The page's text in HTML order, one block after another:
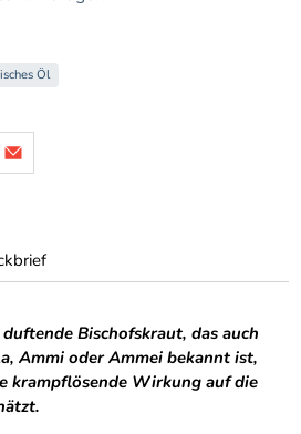
Öl
Bischofskraut, das auch
Ammi oder Ammei bekannt ist,
krampflösende Wirkung auf die